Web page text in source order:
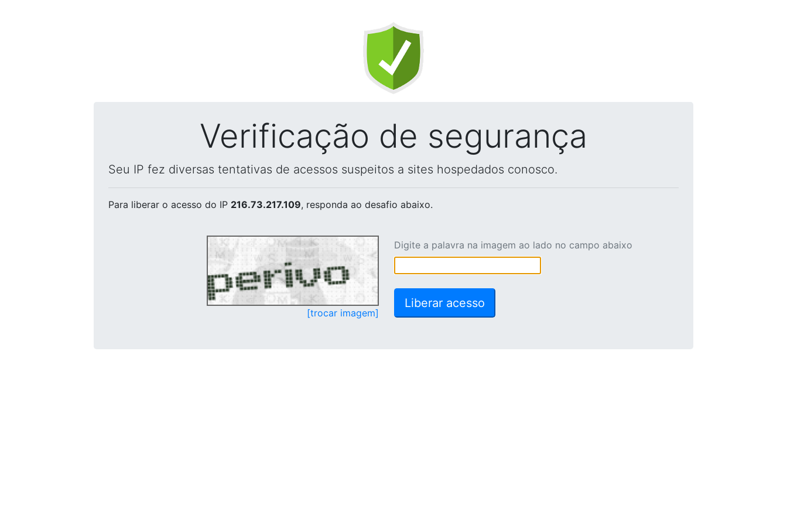
Verificação de segurança
Seu IP fez diversas tentativas de acessos suspeitos a sites hospedados conosco.
Para liberar o acesso do IP 216.73.217.109, responda ao desafio abaixo.
[trocar imagem]
Digite a palavra na imagem ao lado no campo abaixo